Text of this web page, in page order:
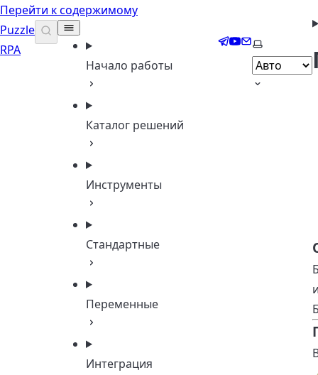
Перейти к содержимому
Puzzle
RPA
Начало работы
Каталог решений
Инструменты
Стандартные
Переменные
Интеграция
Telegram
YouTube
EmailВыберите